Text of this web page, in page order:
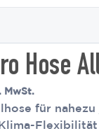
Hose
MwSt.
für